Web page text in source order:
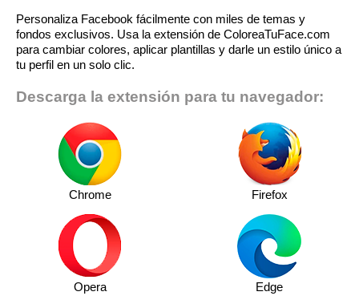
Personaliza Facebook fácilmente con miles de temas y
fondos exclusivos. Usa la extensión de ColoreaTuFace.com
para cambiar colores, aplicar plantillas y darle un estilo único a
tu perfil en un solo clic.
Descarga la extensión para tu navegador:
Chrome Firefox
Opera Edge